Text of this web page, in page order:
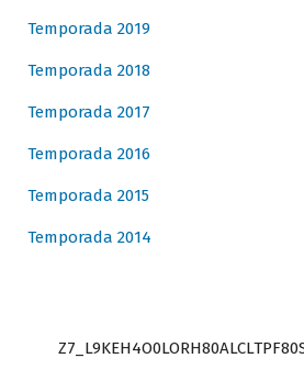
Temporada 2019
Temporada 2018
Temporada 2017
Temporada 2016
Temporada 2015
Temporada 2014